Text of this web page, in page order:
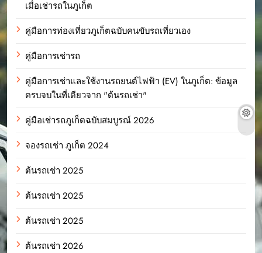
เมื่อเช่ารถในภูเก็ต
คู่มือการท่องเที่ยวภูเก็ตฉบับคนขับรถเที่ยวเอง
คู่มือการเช่ารถ
คู่มือการเช่าและใช้งานรถยนต์ไฟฟ้า (EV) ในภูเก็ต: ข้อมูล
ครบจบในที่เดียวจาก "ต้นรถเช่า"
คู่มือเช่ารถภูเก็ตฉบับสมบูรณ์ 2026
จองรถเช่า ภูเก็ต 2024
ต้นรถเช่า 2025
ต้นรถเช่า 2025
ต้นรถเช่า 2025
ต้นรถเช่า 2026